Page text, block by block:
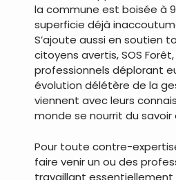
la commune est boisée à
superficie déjà
S’ajoute aussi en soutien
citoyens avertis, SOS
professionnels déplorant
évolution délétère de la
viennent avec leurs
monde se nourrit du savoir
Pour toute contre-
faire venir un ou des
travaillant